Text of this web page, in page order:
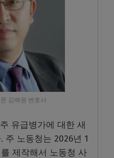
김해원 변호사
유급병가에 대한 새
주 노동청는 2026년 1
제작해서 노동청 사